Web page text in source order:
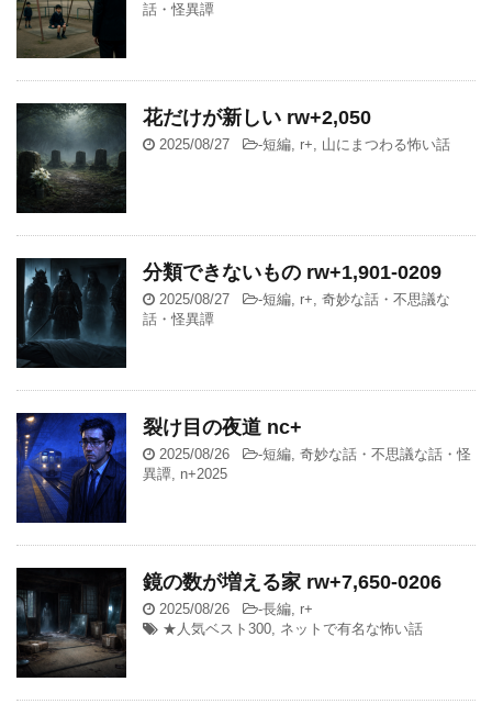
話・怪異譚
花だけが新しい rw+2,050
2025/08/27 -短編 r+ 山にまつわる怖い話
分類できないもの rw+1,901-0209
2025/08/27 -短編 r+ 奇妙な話・不思議な
話・怪異譚
裂け目の夜道 nc+
2025/08/26 -短編 奇妙な話・不思議な話・怪
異譚 n+2025
鏡の数が増える家 rw+7,650-0206
2025/08/26 -長編 r+
★人気ベスト300 ネットで有名な怖い話